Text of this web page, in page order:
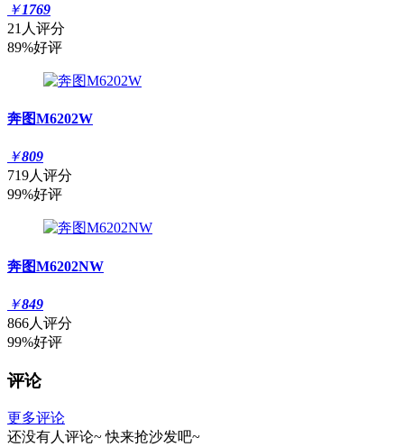
￥1769
21人评分
89%好评
奔图M6202W
￥809
719人评分
99%好评
奔图M6202NW
￥849
866人评分
99%好评
评论
更多评论
还没有人评论~ 快来抢沙发吧~